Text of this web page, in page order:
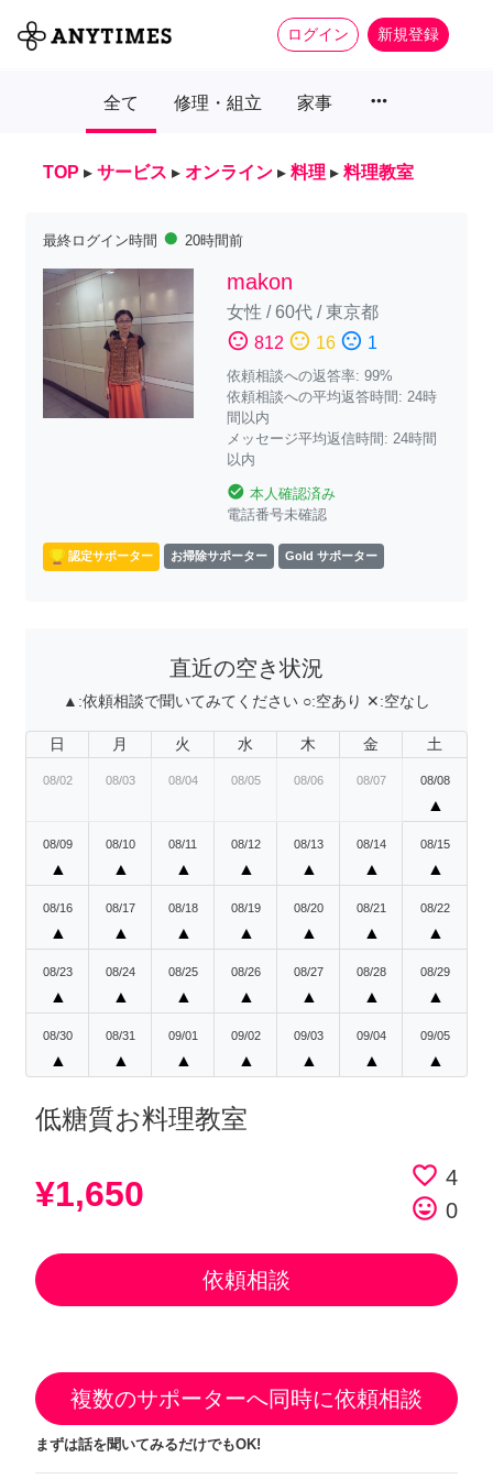
ログイン 新規登録
全て 修理・組立 家事 more_horiz
TOP ▸ サービス ▸ オンライン ▸ 料理 ▸ 料理教室
最終ログイン時間 fiber_manual_record 20時間前
makon
女性 /60代/東京都
sentiment_satisfied 812 sentiment_neutral 16 sentiment_dissatisfied 1
依頼相談への返答率: 99%
依頼相談への平均返答時間: 24時
間以内
メッセージ平均返信時間: 24時間
以内
check_circle 本人確認済み
電話番号未確認
認定サポーター お掃除サポーター Gold サポーター
直近の空き状況
▲:依頼相談で聞いてみてください ○:空あり ✕:空なし
日 月 火 水 木 金 土
08/02 08/03 08/04 08/05 08/06 08/07 08/08
▲
08/09
▲
08/10
▲
08/11
▲
08/12
▲
08/13
▲
08/14
▲
08/15
▲
08/16
▲
08/17
▲
08/18
▲
08/19
▲
08/20
▲
08/21
▲
08/22
▲
08/23
▲
08/24
▲
08/25
▲
08/26
▲
08/27
▲
08/28
▲
08/29
▲
08/30
▲
08/31
▲
09/01
▲
09/02
▲
09/03
▲
09/04
▲
09/05
▲
低糖質お料理教室
¥1,650 favorite_border 4
tag_faces 0
依頼相談
複数のサポーターへ同時に依頼相談
まずは話を聞いてみるだけでもOK!